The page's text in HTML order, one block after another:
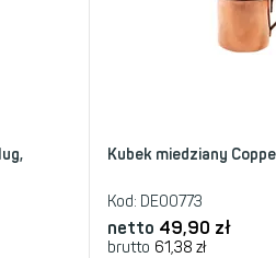
Kubek miedziany
Kod: DE00773
netto 49,90 zł
brutto 61,38 zł